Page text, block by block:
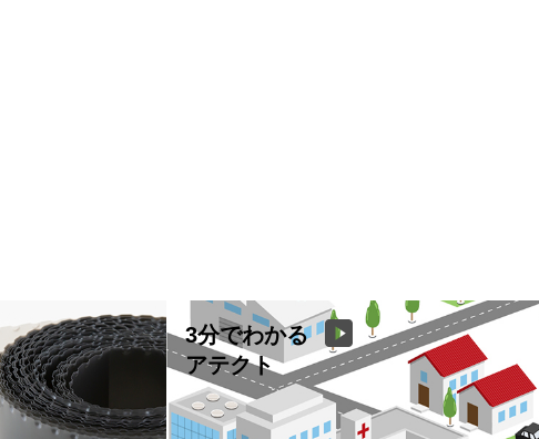
3分でわかる
アテクト